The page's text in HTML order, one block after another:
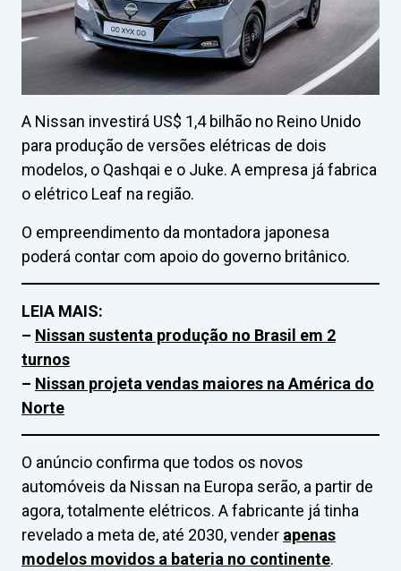
A Nissan investirá US$ 1,4 bilhão no Reino Unido
para produção de versões elétricas de dois
modelos, o Qashqai e o Juke. A empresa já fabrica
o elétrico Leaf na região.
O empreendimento da montadora japonesa
poderá contar com apoio do governo britânico.
LEIA MAIS:
– Nissan sustenta produção no Brasil em 2
turnos
– Nissan projeta vendas maiores na América do
Norte
O anúncio confirma que todos os novos
automóveis da Nissan na Europa serão, a partir de
agora, totalmente elétricos. A fabricante já tinha
revelado a meta de, até 2030, vender apenas
modelos movidos a bateria no continente.